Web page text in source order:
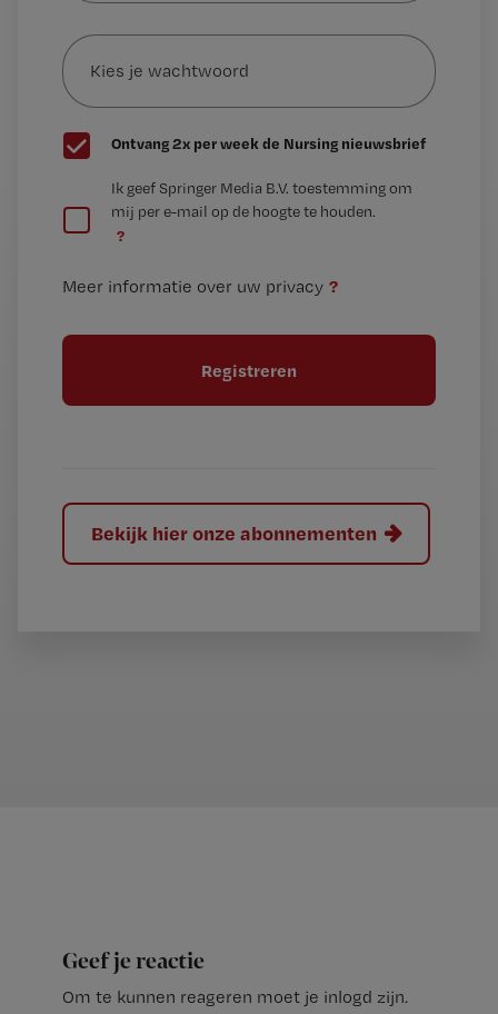
mailadres?
Kies
je
wachtwoord
G
e
t
Ontvang 2x per week de Nursing nieuwsbrief
e
t
l
Ik geef Springer Media B.V. toestemming om
mij per e-mail op de hoogte te houden.
?
Meer informatie over uw privacy ?
Bekijk hier onze abonnementen
Geef je reactie
Om te kunnen reageren moet je inlogd zijn.